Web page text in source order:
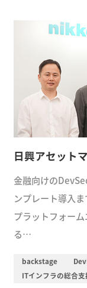
日興アセット
金融向けの
ンプレート導入ま
プラットフォー
る
backstage
ITインフラの総合支